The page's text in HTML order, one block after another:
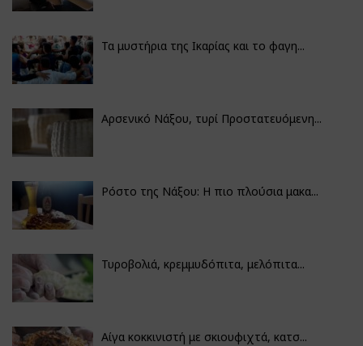
Τα μυστήρια της Ικαρίας και το φαγη...
Αρσενικό Νάξου, τυρί Προστατευόμενη...
Ρόστο της Νάξου: Η πιο πλούσια μακα...
Τυροβολιά, κρεμμυδόπιτα, μελόπιτα...
Αίγα κοκκινιστή με σκιουφιχτά, κατσ...